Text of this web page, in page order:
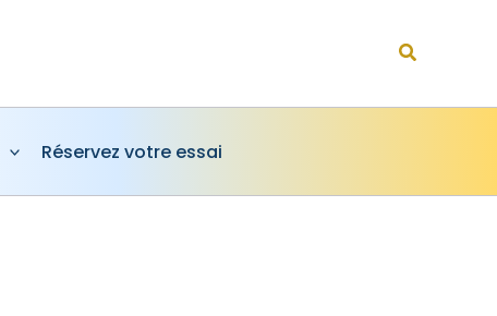
Rechercher
Réservez votre essai